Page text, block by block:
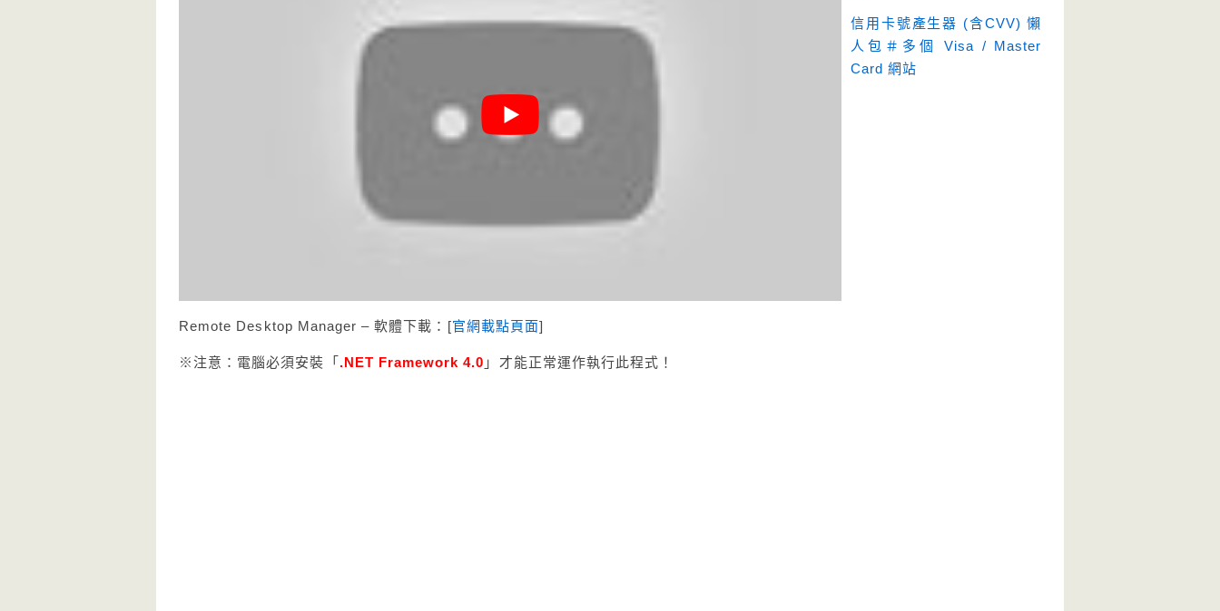
Remote Desktop Manager – 軟體下載：[官網載點頁面]
※注意：電腦必須安裝「 .NET Framework 4.0 」才能正常運作執行此程式！
信用卡號產生器 (含CVV) 懶
人包＃多個 Visa / Master
Card 網站